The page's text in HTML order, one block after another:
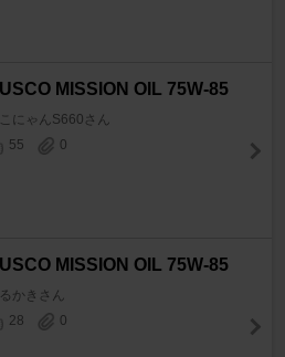
MISSION OIL 75W-85
にゃんS660さん
55
0
MISSION OIL 75W-85
かきさん
28
0